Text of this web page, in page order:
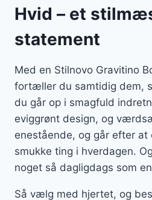
Hvid – et
statement
Med en Stilnovo Gravitino
fortæller du samtidig dem,
du går op i smagfuld
eviggrønt design, og
enestående, og går efter at
smukke ting i hverdagen.
noget så dagligdags som
Så vælg med hjertet, og